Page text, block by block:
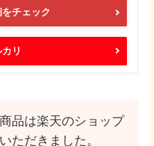
チェック
カリ
品は楽天のショップ
ただきました。